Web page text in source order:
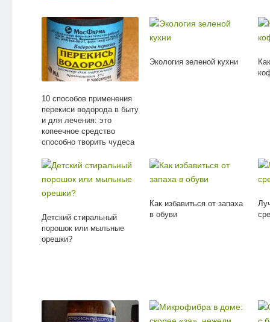
10 способов применения
перекиси водорода в быту
и для лечения: это
копеечное средство
способно творить чудеса
Экология зеленой кухни
Детский стиральный
порошок или мыльные
орешки?
Как избавиться от запаха
в обуви